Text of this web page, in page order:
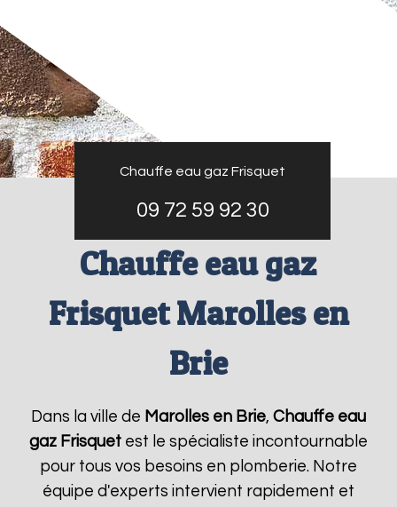
Chauffe eau gaz Frisquet
09 72 59 92 30
Chauffe eau gaz
Frisquet Marolles en
Brie
Dans la ville de Marolles en Brie, Chauffe eau
gaz Frisquetest le spécialiste incontournable
pour tous vos besoins en plomberie. Notre
équipe d'experts intervient rapidement et